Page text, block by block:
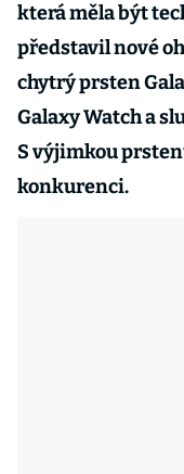
která měla být
představil nové
chytrý prsten
Galaxy Watch a
S výjimkou
konkurenci.